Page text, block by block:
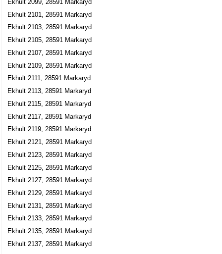
Ekhult 2099, 28591 Markaryd
Ekhult 2101, 28591 Markaryd
Ekhult 2103, 28591 Markaryd
Ekhult 2105, 28591 Markaryd
Ekhult 2107, 28591 Markaryd
Ekhult 2109, 28591 Markaryd
Ekhult 2111, 28591 Markaryd
Ekhult 2113, 28591 Markaryd
Ekhult 2115, 28591 Markaryd
Ekhult 2117, 28591 Markaryd
Ekhult 2119, 28591 Markaryd
Ekhult 2121, 28591 Markaryd
Ekhult 2123, 28591 Markaryd
Ekhult 2125, 28591 Markaryd
Ekhult 2127, 28591 Markaryd
Ekhult 2129, 28591 Markaryd
Ekhult 2131, 28591 Markaryd
Ekhult 2133, 28591 Markaryd
Ekhult 2135, 28591 Markaryd
Ekhult 2137, 28591 Markaryd